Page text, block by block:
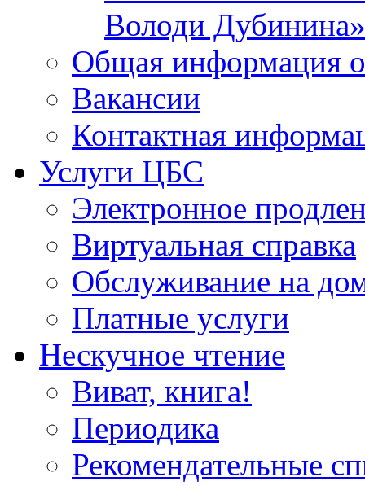
Володи Дубинина»
Общая информация
Вакансии
Контактная
Услуги ЦБС
Электронное
Виртуальная справка
Обслуживание на
Платные услуги
Нескучное чтение
Виват, книга!
Периодика
Рекомендательные